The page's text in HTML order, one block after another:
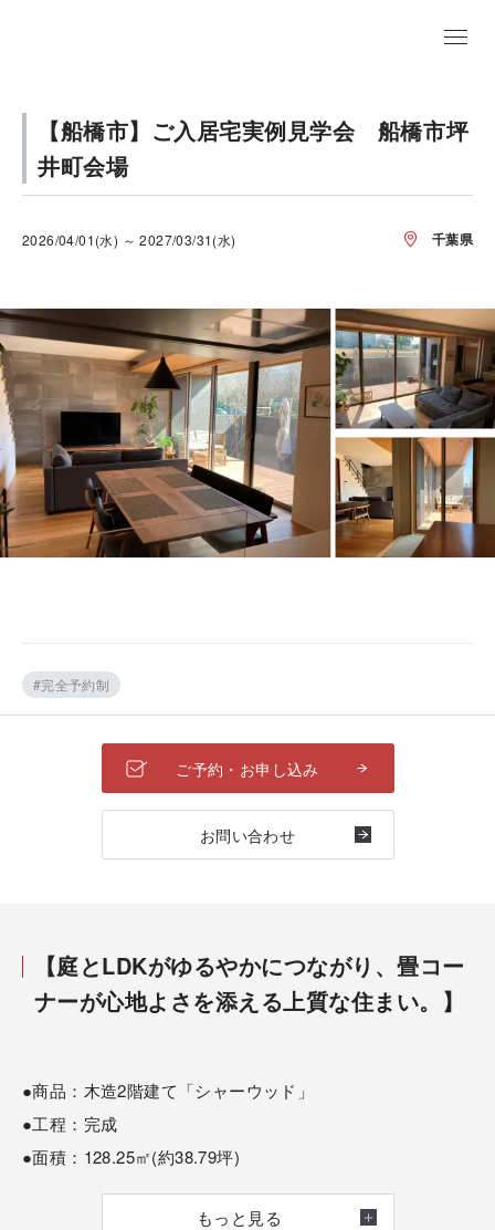
【船橋市】ご入居宅実例見学会 船橋市坪
井町会場
2026/04/01(水) ～ 2027/03/31(水) 千葉県
#完全予約制
ご予約・お申し込み
お問い合わせ
【庭とLDKがゆるやかにつながり、畳コー
ナーが心地よさを添える上質な住まい。】
もっと見る
●商品：木造2階建て「シャーウッド」
●工程：完成
●面積：128.25㎡(約38.79坪)